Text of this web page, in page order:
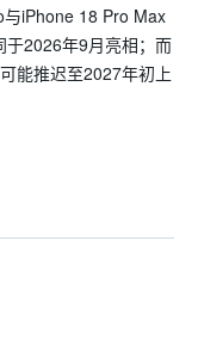
iPhone 18 Pro Max
于2026年9月亮相；而
能推迟至2027年初上